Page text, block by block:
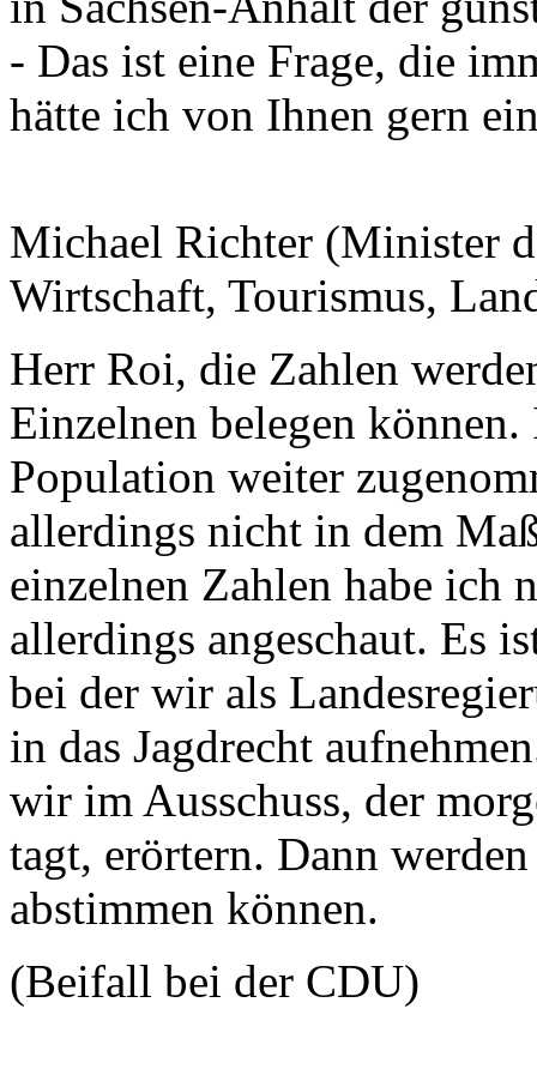
- Das ist eine Frage, die
hätte ich von Ihnen gern
Michael Richter (Minister
Wirtschaft, Tourismus,
Herr Roi, die Zahlen
Einzelnen belegen
Population weiter
allerdings nicht in dem
einzelnen Zahlen habe ich
allerdings angeschaut. Es
bei der wir als
in das Jagdrecht
wir im Ausschuss, der
tagt, erörtern. Dann
abstimmen können.
(Beifall bei der CDU)